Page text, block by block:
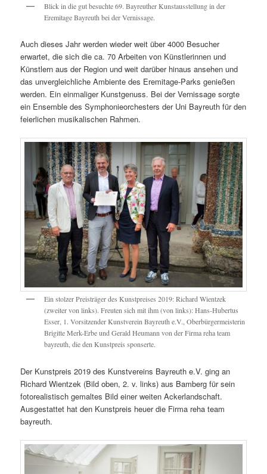
Blick in die gut besuchte 69. Bayreuther Kunstausstellung in der
Eremitage Bayreuth bei der Vernissage.
Auch dieses Jahr werden wieder weit über 4000 Besucher
erwartet, die sich die ca. 70 Arbeiten von Künstlerinnen und
Künstlern aus der Region und weit darüber hinaus ansehen und
das unvergleichliche Ambiente des Eremitage-Parks genießen
werden. Ein einmaliger Kunstgenuss. Bei der Vernissage sorgte
ein Ensemble des Symphonieorchesters der Uni Bayreuth für den
feierlichen musikalischen Rahmen.
Ein stolzer Preisträger des Kunstpreises 2019: Richard Wientzek
(zweiter von links). Freuten sich mit ihm (von links): Hans-Hubertus
Esser, 1. Vorsitzender Kunstverein Bayreuth e.V., Oberbürgermeisterin
Brigitte Merk-Erbe und Gerald Heumann von der Firma reha team
bayreuth, die den Kunstpreis sponserte.
Der Kunstpreis 2019 des Kunstvereins Bayreuth e.V. ging an
Richard Wientzek (Bild oben, 2. v. links) aus Bamberg für sein
fotorealistisch gemaltes Bild einer weiten Ackerlandschaft.
Ausgestattet hat den Kunstpreis heuer die Firma reha team
bayreuth.